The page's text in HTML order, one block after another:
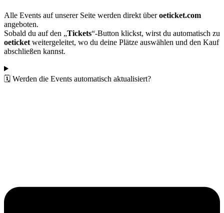
Alle Events auf unserer Seite werden direkt überoeticket.com
angeboten.
Sobald du auf den „Tickets“-Button klickst, wirst du automatisch zu
oeticketweitergeleitet, wo du deine Plätze auswählen und den Kauf
abschließen kannst.
🗓️ Werden die Events automatisch aktualisiert?